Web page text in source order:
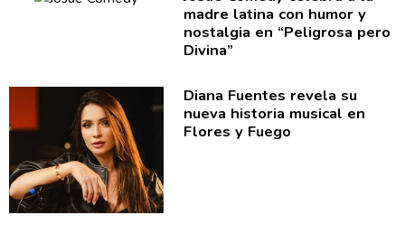
madre latina con humor y
nostalgia en “Peligrosapero
Divina”
Diana Fuentes revela su
nueva historia musical en
Flores y Fuego